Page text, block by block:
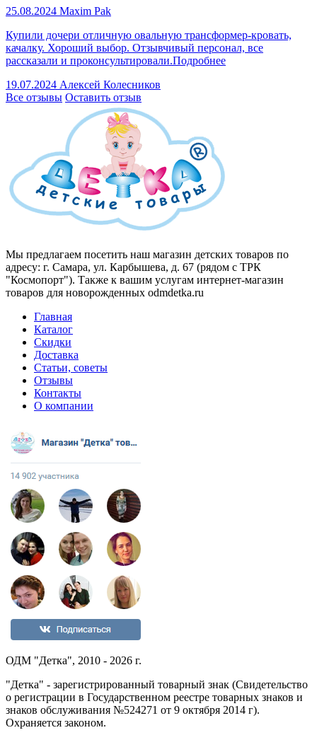
25.08.2024 Maxim Pak
Купили дочери отличную овальную трансформер-кровать,
качалку. Хороший выбор. Отзывчивый персонал, все
рассказали и проконсультировали.Подробнее
19.07.2024 Алексей Колесников
Все отзывы Оставить отзыв
Мы предлагаем посетить наш магазин детских товаров по
адресу: г. Самара, ул. Карбышева, д. 67 (рядом с ТРК
"Космопорт"). Также к вашим услугам интернет-магазин
товаров для новорожденных odmdetka.ru
Главная
Каталог
Скидки
Доставка
Статьи, советы
Отзывы
Контакты
О компании
ОДМ "Детка", 2010 - 2026 г.
"Детка" - зарегистрированный товарный знак (Свидетельство
о регистрации в Государственном реестре товарных знаков и
знаков обслуживания №524271 от 9 октября 2014 г).
Охраняется законом.